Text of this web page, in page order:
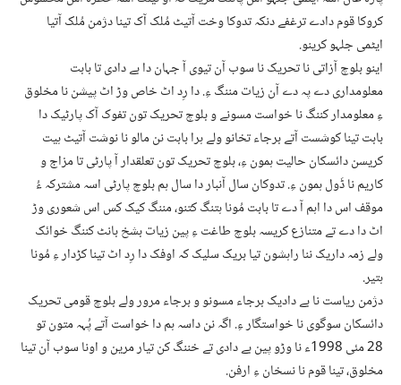
کروکا قوم دادے ترغفے دنکہ تدوکا وخت آتیٹ مُلک آک تینا دژمن مُلک آتیا
ایٹمی جلہو کرینو.
اینو بلوچ آزاتی نا تحریک نا سوب آن تیوی آ جہان دا بے دادی تا بابت
معلومداری دے پہ دے آن زیات مننگ ءِ. دا رِد اٹ خاص وڑ اٹ پیشن نا مخلوق
ءِ معلومدار کننگ نا خواست مسونے و بلوچ تحریک تون تفوک آک پارٹیک دا
بابت تینا کوشست آتے برجاء تخانو ولے ہرا بابت نن مالو نا نوشت آتیٹ ہیت
کریسن دائسکان حالیت ہمون ءِ، بلوچ تحریک تون تعلقدار آ پارٹی تا مزاج و
کاریم نا ڈَول ہمون ءِ. تدوکان سال آنبار دا سال ہم بلوچ پارٹی اسہ مشترکہ ءُ
موقف اس دا اہم آ دے تا بابت مُونا ہتنگ کتنو، مننگ کیک کس اس شعوری وڑ
اٹ دا دے تے متنازع کریسہ بلوچ طاغت ءِ پین زیات بشخ بانٹ کننگ خوائک
ولے زمہ داریک ننا راہشون تیا بریک سلیک کہ اوفک دا رِد اٹ تینا کڑدار ءِ مُونا
ہتیر.
دژمن ریاست نا بے دادیک برجاء مسونو و برجاء مرور ولے بلوچ قومی تحریک
دائسکان سوگوی نا خواستگار ءِ. اگہ نن داسہ ہم دا خواست آتے پُہہ متون تو
28 مئی 1998ء نا وڑو پین بے دادی تے خننگ کن تیار مرین و اونا سوب آن تینا
مخلوق، تینا قوم نا نسخان ءِ ارفن.